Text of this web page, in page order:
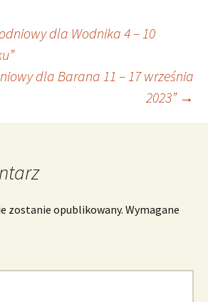
dla Wodnika 4 – 10
dla Barana 11 – 17 września
2023” →
zostanie opublikowany. Wymagane